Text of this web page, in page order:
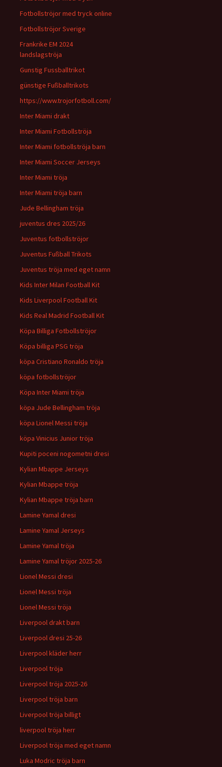
Fotbollströjor med tryck online
Fotbollströjor Sverige
Frankrike EM 2024
landslagströja
Gunstig Fussballtrikot
günstige Fußballtrikots
https://www.trojorfotboll.com/
Inter Miami drakt
Inter Miami Fotbollströja
Inter Miami fotbollströja barn
Inter Miami Soccer Jerseys
Inter Miami tröja
Inter Miami tröja barn
Jude Bellingham tröja
juventus dres 2025/26
Juventus fotbollströjor
Juventus Fußball Trikots
Juventus tröja med eget namn
Kids Inter Milan Football Kit
Kids Liverpool Football Kit
Kids Real Madrid Football Kit
Köpa Billiga Fotbollströjor
Köpa billiga PSG tröja
köpa Cristiano Ronaldo tröja
köpa fotbollströjor
Köpa Inter Miami tröja
köpa Jude Bellingham tröja
köpa Lionel Messi tröja
köpa Vinicius Junior tröja
Kupiti poceni nogometni dresi
Kylian Mbappe Jerseys
Kylian Mbappe tröja
Kylian Mbappe tröja barn
Lamine Yamal dresi
Lamine Yamal Jerseys
Lamine Yamal tröja
Lamine Yamal tröjor 2025-26
Lionel Messi dresi
Lionel Messi tröja
Lionel Messi tröja
Liverpool drakt barn
Liverpool dresi 25-26
Liverpool kläder herr
Liverpool tröja
Liverpool tröja 2025-26
Liverpool tröja barn
Liverpool tröja billigt
liverpool tröja herr
Liverpool tröja med eget namn
Luka Modric tröja barn